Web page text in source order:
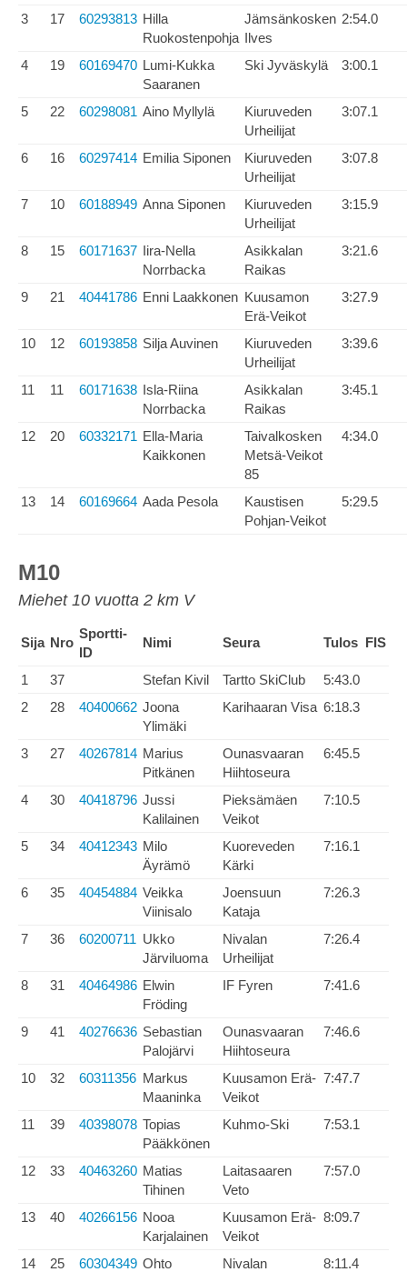
3 17 60293813 Hilla
Ruokostenpohja
Jämsänkosken
Ilves
2:54.0
4 19 60169470 Lumi-Kukka
Saaranen
Ski Jyväskylä 3:00.1
5 22 60298081 Aino Myllylä
Kiuruveden
Urheilijat
3:07.1
6 16 60297414 Emilia Siponen
Kiuruveden
Urheilijat
3:07.8
7 10 60188949 Anna Siponen
Kiuruveden
Urheilijat
3:15.9
8 15 60171637 Iira-Nella
Norrbacka
Asikkalan
Raikas
3:21.6
9 21 40441786 Enni Laakkonen Kuusamon
Erä-Veikot
3:27.9
10 12 60193858 Silja Auvinen
Kiuruveden
Urheilijat
3:39.6
11 11 60171638 Isla-Riina
Norrbacka
Asikkalan
Raikas
3:45.1
12 20 60332171 Ella-Maria
Kaikkonen
Taivalkosken
Metsä-Veikot
85
4:34.0
13 14 60169664 Aada Pesola
Kaustisen
Pohjan-Veikot
5:29.5
M10
Miehet 10 vuotta 2 km V
Sija Nro
Sportti-
ID
Nimi Seura Tulos FIS
1 37 Stefan Kivil Tartto SkiClub
5:43.0
2
28 40400662 Joona
Ylimäki
Karihaaran Visa 6:18.3
3 27 40267814 Marius
Pitkänen
Ounasvaaran
Hiihtoseura
6:45.5
4 30 40418796 Jussi
Kalilainen
Pieksämäen
Veikot
7:10.5
5 34 40412343 Milo
Äyrämö
Kuoreveden
Kärki
7:16.1
6 35 40454884 Veikka
Viinisalo
Joensuun
Kataja
7:26.3
7 36 60200711 Ukko
Järviluoma
Nivalan
Urheilijat
7:26.4
8 31 40464986 Elwin
Fröding
IF Fyren 7:41.6
9 41 40276636 Sebastian
Palojärvi
Ounasvaaran
Hiihtoseura
7:46.6
10 32 60311356 Markus
Maaninka
Kuusamon Erä-
Veikot
7:47.7
11 39 40398078 Topias
Pääkkönen
Kuhmo-Ski 7:53.1
12 33 40463260 Matias
Tihinen
Laitasaaren
Veto
7:57.0
13 40 40266156 Nooa
Karjalainen
Kuusamon Erä-
Veikot
8:09.7
14 25 60304349 Ohto
Nivalan
8:11.4